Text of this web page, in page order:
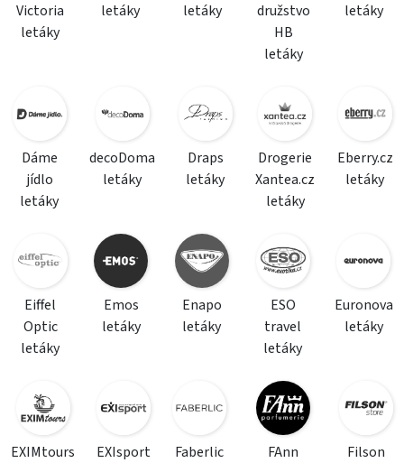
Victoria
letáky
letáky letáky
družstvo
HB
letáky
letáky
Dáme
jídlo
letáky
decoDoma
letáky
Draps
letáky
Drogerie
Xantea.cz
letáky
Eberry.cz
letáky
Eiffel
Optic
letáky
Emos
letáky
Enapo
letáky
ESO
travel
letáky
Euronova
letáky
EXIMtours
EXIsport
Faberlic
FAnn
Filson